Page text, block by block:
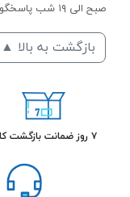
صبح الی ۱۹ شب پاسخگوی شما هستیم.
بازگشت به بالا ▲
۷ روز ضمانت بازگشت کالا